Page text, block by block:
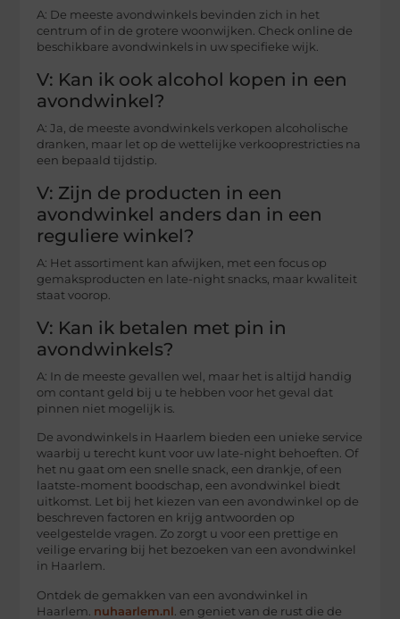
A: De meeste avondwinkels bevinden zich in het
centrum of in de grotere woonwijken. Check online de
beschikbare avondwinkels in uw specifieke wijk.
V: Kan ik ook alcohol kopen in een
avondwinkel?
A: Ja, de meeste avondwinkels verkopen alcoholische
dranken, maar let op de wettelijke verkooprestricties na
een bepaald tijdstip.
V: Zijn de producten in een
avondwinkel anders dan in een
reguliere winkel?
A: Het assortiment kan afwijken, met een focus op
gemaksproducten en late-night snacks, maar kwaliteit
staat voorop.
V: Kan ik betalen met pin in
avondwinkels?
A: In de meeste gevallen wel, maar het is altijd handig
om contant geld bij u te hebben voor het geval dat
pinnen niet mogelijk is.
De avondwinkels in Haarlem bieden een unieke service
waarbij u terecht kunt voor uw late-night behoeften. Of
het nu gaat om een snelle snack, een drankje, of een
laatste-moment boodschap, een avondwinkel biedt
uitkomst. Let bij het kiezen van een avondwinkel op de
beschreven factoren en krijg antwoorden op
veelgestelde vragen. Zo zorgt u voor een prettige en
veilige ervaring bij het bezoeken van een avondwinkel
in Haarlem.
Ontdek de gemakken van een avondwinkel in
Haarlem. nuhaarlem.nl
. en geniet van de rust die de